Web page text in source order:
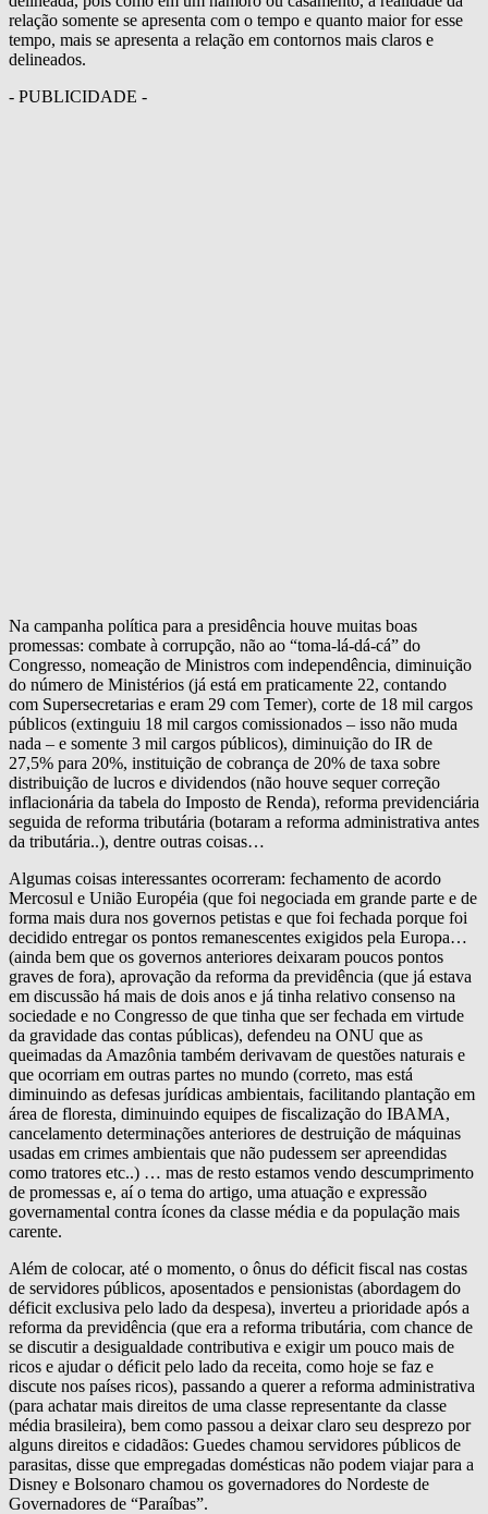
relação somente se apresenta com o tempo e quanto maior for esse
tempo, mais se apresenta a relação em contornos mais claros e
delineados.
- PUBLICIDADE -
Na campanha política para a presidência houve muitas boas
promessas: combate à corrupção, não ao “toma-lá-dá-cá” do
Congresso, nomeação de Ministros com independência, diminuição
do número de Ministérios (já está em praticamente 22, contando
com Supersecretarias e eram 29 com Temer), corte de 18 mil cargos
públicos (extinguiu 18 mil cargos comissionados – isso não muda
nada – e somente 3 mil cargos públicos), diminuição do IR de
27,5% para 20%, instituição de cobrança de 20% de taxa sobre
distribuição de lucros e dividendos (não houve sequer correção
inflacionária da tabela do Imposto de Renda), reforma previdenciária
seguida de reforma tributária (botaram a reforma administrativa antes
da tributária..), dentre outras coisas…
Algumas coisas interessantes ocorreram: fechamento de acordo
Mercosul e União Européia (que foi negociada em grande parte e de
forma mais dura nos governos petistas e que foi fechada porque foi
decidido entregar os pontos remanescentes exigidos pela Europa…
(ainda bem que os governos anteriores deixaram poucos pontos
graves de fora), aprovação da reforma da previdência (que já estava
em discussão há mais de dois anos e já tinha relativo consenso na
sociedade e no Congresso de que tinha que ser fechada em virtude
da gravidade das contas públicas), defendeu na ONU que as
queimadas da Amazônia também derivavam de questões naturais e
que ocorriam em outras partes no mundo (correto, mas está
diminuindo as defesas jurídicas ambientais, facilitando plantação em
área de floresta, diminuindo equipes de fiscalização do IBAMA,
cancelamento determinações anteriores de destruição de máquinas
usadas em crimes ambientais que não pudessem ser apreendidas
como tratores etc..) … mas de resto estamos vendo descumprimento
de promessas e, aí o tema do artigo, uma atuação e expressão
governamental contra ícones da classe média e da população mais
carente.
Além de colocar, até o momento, o ônus do déficit fiscal nas costas
de servidores públicos, aposentados e pensionistas (abordagem do
déficit exclusiva pelo lado da despesa), inverteu a prioridade após a
reforma da previdência (que era a reforma tributária, com chance de
se discutir a desigualdade contributiva e exigir um pouco mais de
ricos e ajudar o déficit pelo lado da receita, como hoje se faz e
discute nos países ricos), passando a querer a reforma administrativa
(para achatar mais direitos de uma classe representante da classe
média brasileira), bem como passou a deixar claro seu desprezo por
alguns direitos e cidadãos: Guedes chamou servidores públicos de
parasitas, disse que empregadas domésticas não podem viajar para a
Disney e Bolsonaro chamou os governadores do Nordeste de
Governadores de “Paraíbas”.